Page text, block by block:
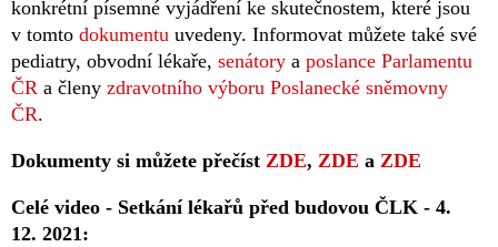
konkrétní písemné vyjádření ke skutečnostem, které jsou
v tomto dokumentu uvedeny. Informovat můžete také své
pediatry, obvodní lékaře, senátory a poslance Parlamentu
ČR a členy zdravotního výboru Poslanecké sněmovny
ČR.
Dokumenty si můžete přečíst ZDE, ZDE a ZDE
Celé video - Setkání lékařů před budovou ČLK - 4.
12. 2021: